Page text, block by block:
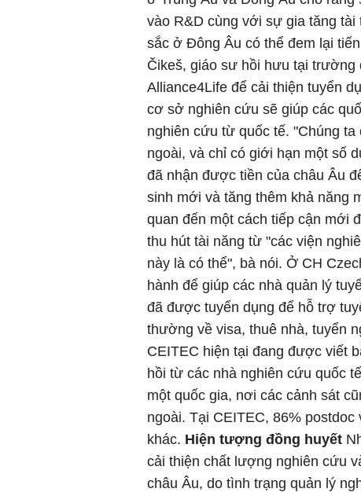
vào R&D cùng với sự gia tăng
sắc ở Đông Âu có thể đem lại
Čikeš, giáo sư hồi hưu tại trường
Alliance4Life để cải thiện tuyển
cơ sở nghiên cứu sẽ giúp các
nghiên cứu từ quốc tế. "Chúng
ngoài, và chỉ có giới hạn một số
đã nhận được tiền của châu Âu
sinh mới và tăng thêm khả năng
quan đến một cách tiếp cận mới
thu hút tài năng từ "các viện
này là có thể", bà nói. Ở CH
hành để giúp các nhà quản lý
đã được tuyển dụng để hỗ trợ
thường về visa, thuê nhà, tuyển
CEITEC hiện tại đang được viết
hồi từ các nhà nghiên cứu quốc
một quốc gia, nơi các cảnh sát
ngoài. Tại CEITEC, 86%
khác. Hiện tượng đồng huyết
cải thiện chất lượng nghiên cứu
châu Âu, do tình trạng quản lý